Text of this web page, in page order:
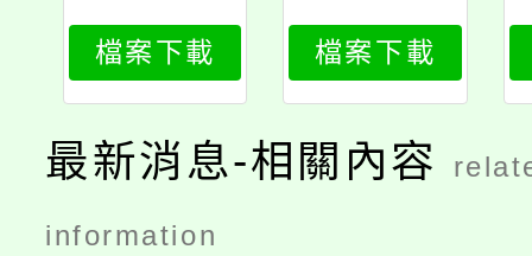
檔案下載
退休資遣撫
卹法條文
檔案下載
最新消息-相關內容
information